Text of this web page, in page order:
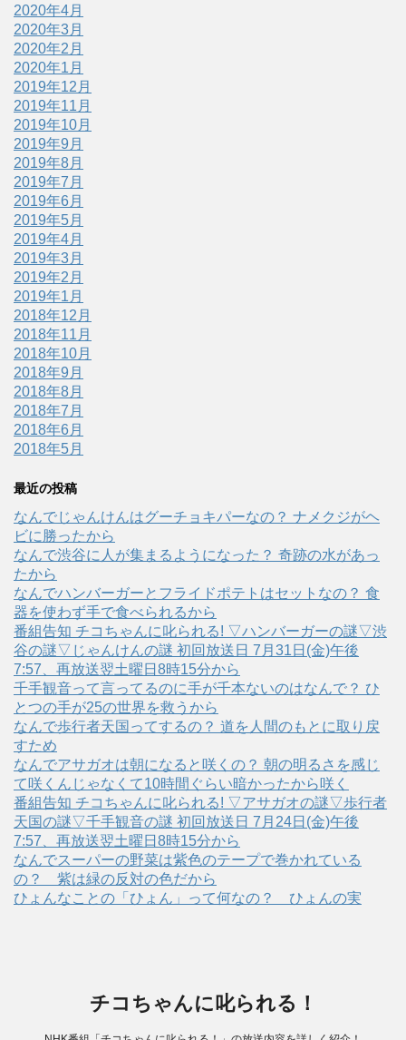
2020年4月
2020年3月
2020年2月
2020年1月
2019年12月
2019年11月
2019年10月
2019年9月
2019年8月
2019年7月
2019年6月
2019年5月
2019年4月
2019年3月
2019年2月
2019年1月
2018年12月
2018年11月
2018年10月
2018年9月
2018年8月
2018年7月
2018年6月
2018年5月
最近の投稿
なんでじゃんけんはグーチョキパーなの？ ナメクジがヘ
ビに勝ったから
なんで渋谷に人が集まるようになった？ 奇跡の水があっ
たから
なんでハンバーガーとフライドポテトはセットなの？ 食
器を使わず手で食べられるから
番組告知 チコちゃんに叱られる! ▽ハンバーガーの謎▽渋
谷の謎▽じゃんけんの謎 初回放送日 7月31日(金)午後
7:57、再放送翌土曜日8時15分から
千手観音って言ってるのに手が千本ないのはなんで？ ひ
とつの手が25の世界を救うから
なんで歩行者天国ってするの？ 道を人間のもとに取り戻
すため
なんでアサガオは朝になると咲くの？ 朝の明るさを感じ
て咲くんじゃなくて10時間ぐらい暗かったから咲く
番組告知 チコちゃんに叱られる! ▽アサガオの謎▽歩行者
天国の謎▽千手観音の謎 初回放送日 7月24日(金)午後
7:57、再放送翌土曜日8時15分から
なんでスーパーの野菜は紫色のテープで巻かれている
の？ 紫は緑の反対の色だから
ひょんなことの「ひょん」って何なの？ ひょんの実
チコちゃんに叱られる！